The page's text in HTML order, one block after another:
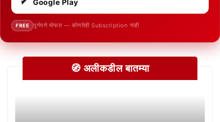
Google Play
FREE पूर्णपणे मोफत — कोणतेही Subscription नाही
🧭 अलीकडील बातम्या